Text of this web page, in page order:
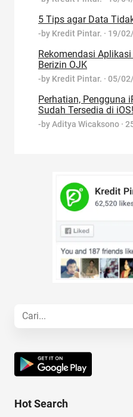
5 Tips agar Data
-by Kredit Pintar. · 19/
Rekomendasi
Berizin OJK
-by Kredit Pintar. · 05/
Perhatian, Pengguna
Sudah Tersedia di iOS!
-byAditya Wicaksono ·
Hot Search